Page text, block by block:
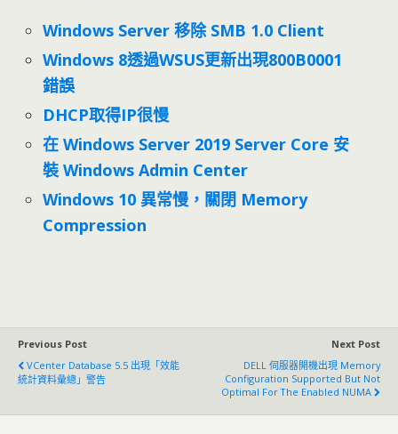
Windows Server 移除 SMB 1.0 Client
Windows 8透過WSUS更新出現800B0001
錯誤
DHCP取得IP很慢
在 Windows Server 2019 Server Core 安
裝 Windows Admin Center
Windows 10 異常慢，關閉 Memory
Compression
Previous Post
VCenter Database 5.5 出現「效能
統計資料彙總」警告
Next Post
DELL 伺服器開機出現 Memory
Configuration Supported But Not
Optimal For The Enabled NUMA